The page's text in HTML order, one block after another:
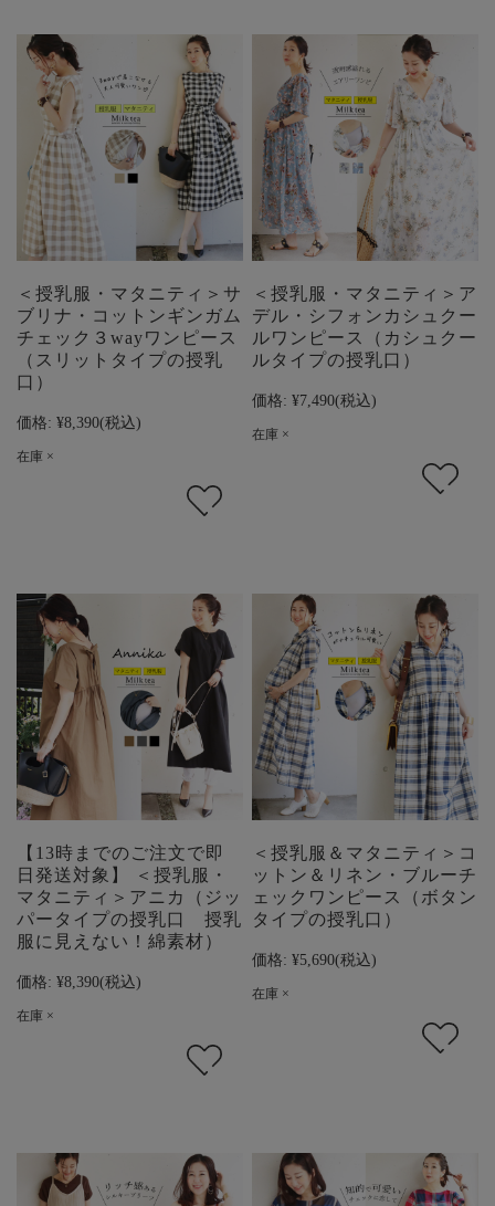
＜授乳服・マタニティ＞サ
ブリナ・コットンギンガム
チェック３wayワンピース
（スリットタイプの授乳
口）
価格: ¥8,390(税込)
在庫 ×
＜授乳服・マタニティ＞ア
デル・シフォンカシュクー
ルワンピース（カシュクー
ルタイプの授乳口）
価格: ¥7,490(税込)
在庫 ×
【13時までのご注文で即
日発送対象】 ＜授乳服・
マタニティ＞アニカ（ジッ
パータイプの授乳口 授乳
服に見えない！綿素材）
価格: ¥8,390(税込)
在庫 ×
＜授乳服＆マタニティ＞コ
ットン＆リネン・ブルーチ
ェックワンピース（ボタン
タイプの授乳口）
価格: ¥5,690(税込)
在庫 ×